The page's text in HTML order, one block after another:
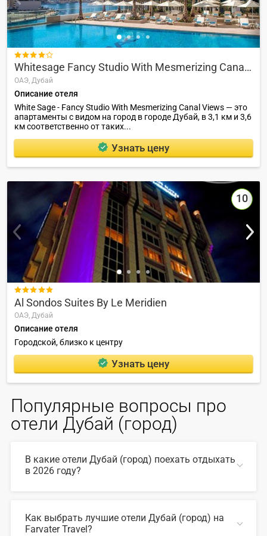

Whitesage Fancy Studio With Mesmerizing Canal Views
ОАЭ, Дубай
Описание отеля
White Sage - Fancy Studio With Mesmerizing Canal Views — это
апартаменты с видом на город в городе Дубай, в 3,1 км и 3,6
км соответственно от таких...
Узнать цену
10

Al Sondos Suites By Le Meridien
ОАЭ, Дубай
Описание отеля
Городской, близко к центру
Узнать цену
Популярные вопросы про
отели Дубай (город)
В какие отели Дубай (город) поехать отдыхать
в 2026 году?
Как выбрать лучшие отели Дубай (город) на
Farvater Travel?